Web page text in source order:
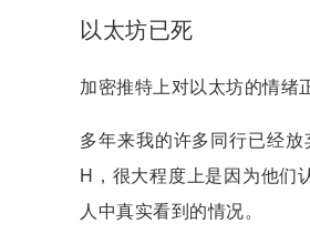
以太坊已死
加密推特上对以太坊的情绪
多年来我的许多同行已经
H，很大程度上是因为他们
人中真实看到的情况。